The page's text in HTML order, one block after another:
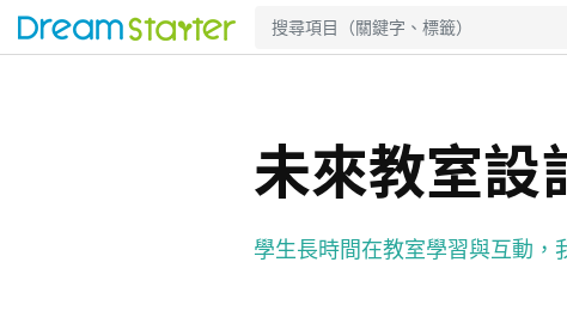
未來教室設
學生長時間在教室學習與互動，